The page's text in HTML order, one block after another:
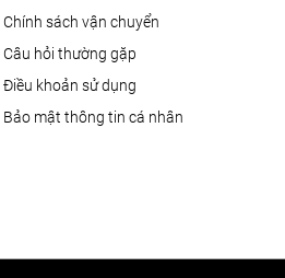
Chính sách vận chuyển
Câu hỏi thường gặp
Điều khoản sử dụng
Bảo mật thông tin cá nhân